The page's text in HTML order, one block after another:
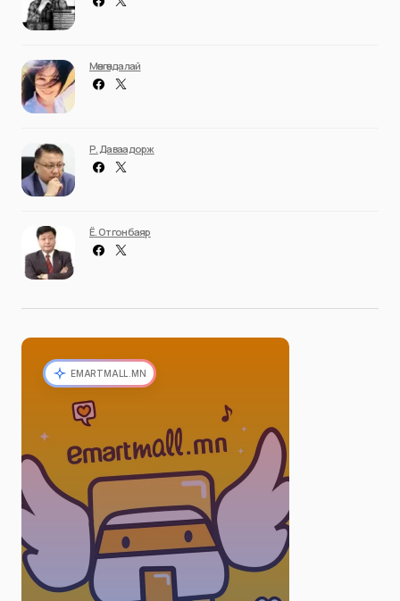
Мөнгөндалай
Р. Даваадорж
Ё. Отгонбаяр
EMARTMALL.MN